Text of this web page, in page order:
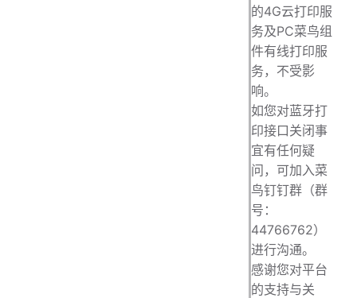
的4G云打印服
务及PC菜鸟组
件有线打印服
务，不受影
响。
如您对蓝牙打
印接口关闭事
宜有任何疑
问，可加入菜
鸟钉钉群（群
号：
44766762）
进行沟通。
感谢您对平台
的支持与关